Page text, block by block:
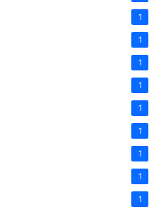
1
1
1
1
1
1
1
1
1